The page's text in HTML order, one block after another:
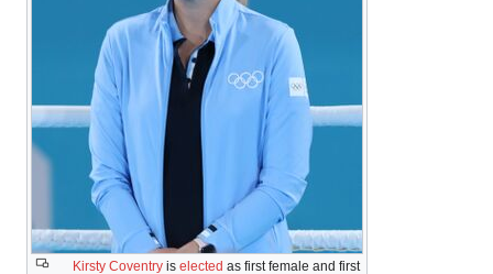
Kirsty Coventry is elected as first female and first